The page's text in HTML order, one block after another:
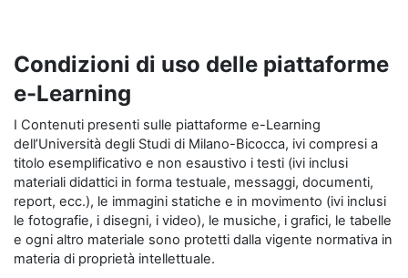
Condizioni di uso delle piattaforme
e-Learning
I Contenuti presenti sulle piattaforme e-Learning
dell’Università degli Studi di Milano-Bicocca, ivi compresi a
titolo esemplificativo e non esaustivo i testi (ivi inclusi
materiali didattici in forma testuale, messaggi, documenti,
report, ecc.), le immagini statiche e in movimento (ivi inclusi
le fotografie, i disegni, i video), le musiche, i grafici, le tabelle
e ogni altro materiale sono protetti dalla vigente normativa in
materia di proprietà intellettuale.